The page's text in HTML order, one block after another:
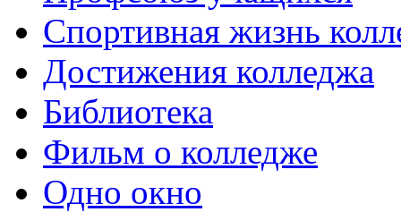
Спортивная жизнь
Достижения колледжа
Библиотека
Фильм о колледже
Одно окно